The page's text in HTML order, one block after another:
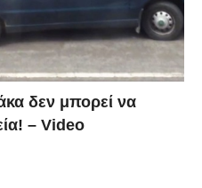
δεν μπορεί να
– Video